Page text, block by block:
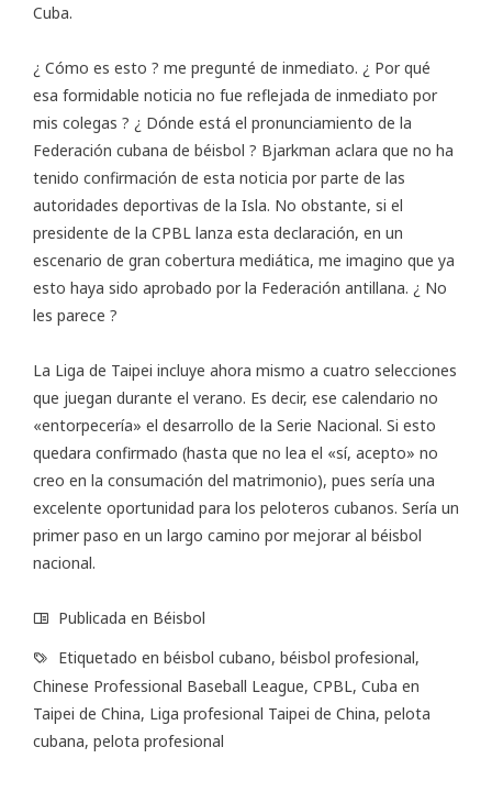
Cuba.
¿ Cómo es esto ? me pregunté de inmediato. ¿ Por qué
esa formidable noticia no fue reflejada de inmediato por
mis colegas ? ¿ Dónde está el pronunciamiento de la
Federación cubana de béisbol ? Bjarkman aclara que no ha
tenido confirmación de esta noticia por parte de las
autoridades deportivas de la Isla. No obstante, si el
presidente de la CPBL lanza esta declaración, en un
escenario de gran cobertura mediática, me imagino que ya
esto haya sido aprobado por la Federación antillana. ¿ No
les parece ?
La Liga de Taipei incluye ahora mismo a cuatro selecciones
que juegan durante el verano. Es decir, ese calendario no
«entorpecería» el desarrollo de la Serie Nacional. Si esto
quedara confirmado (hasta que no lea el «sí, acepto» no
creo en la consumación del matrimonio), pues sería una
excelente oportunidad para los peloteros cubanos. Sería un
primer paso en un largo camino por mejorar al béisbol
nacional.
Publicada en Béisbol
Etiquetado en béisbol cubano, béisbol profesional,
Chinese Professional Baseball League, CPBL, Cuba en
Taipei de China, Liga profesional Taipei de China, pelota
cubana, pelota profesional